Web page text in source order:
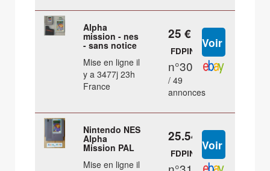
Alpha
mission - nes
- sans notice
Mise en ligne il
y a 3477j 23h
France
25 €
FDPIN
n°30
/ 49
annonces
Nintendo NES
Alpha
Mission PAL
Mise en ligne il
25.54 €
FDPIN